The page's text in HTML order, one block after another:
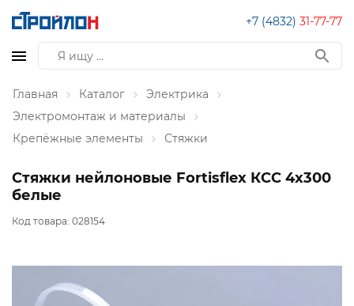
+7 (4832) 31-77-77
Главная Каталог
Электрика
Электромонтаж и материалы
Крепёжные элементы
Стяжки
Стяжки нейлоновые Fortisflex КСС 4х300
белые
Код товара: 028154